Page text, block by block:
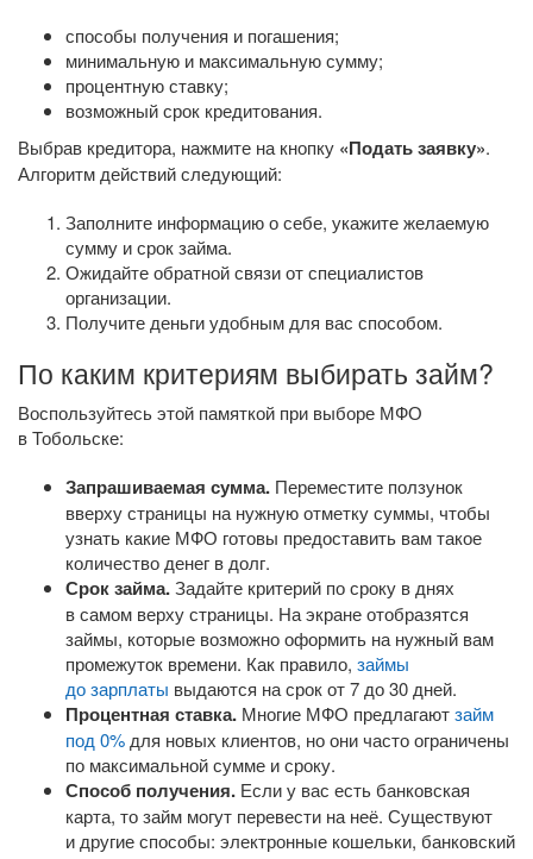
способы получения и погашения;
минимальную и максимальную сумму;
процентную ставку;
возможный срок кредитования.
Выбрав кредитора, нажмите на кнопку «Подать заявку».
Алгоритм действий следующий:
Заполните информацию о себе, укажите желаемую
сумму и срок займа.
Ожидайте обратной связи от специалистов
организации.
Получите деньги удобным для вас способом.
По каким критериям выбирать займ?
Воспользуйтесь этой памяткой при выборе МФО
в Тобольске:
Запрашиваемая сумма. Переместите ползунок
вверху страницы на нужную отметку суммы, чтобы
узнать какие МФО готовы предоставить вам такое
количество денег в долг.
Срок займа.Задайте критерий по сроку в днях
в самом верху страницы. На экране отобразятся
займы, которые возможно оформить на нужный вам
промежуток времени. Как правило, займы
до зарплаты выдаются на срок от 7 до 30 дней.
Процентная ставка. Многие МФО предлагаютзайм
под 0% для новых клиентов, но они часто ограничены
по максимальной сумме и сроку.
Способ получения. Если у вас есть банковская
карта, то займ могут перевести на неё. Существуют
и другие способы: электронные кошельки, банковский